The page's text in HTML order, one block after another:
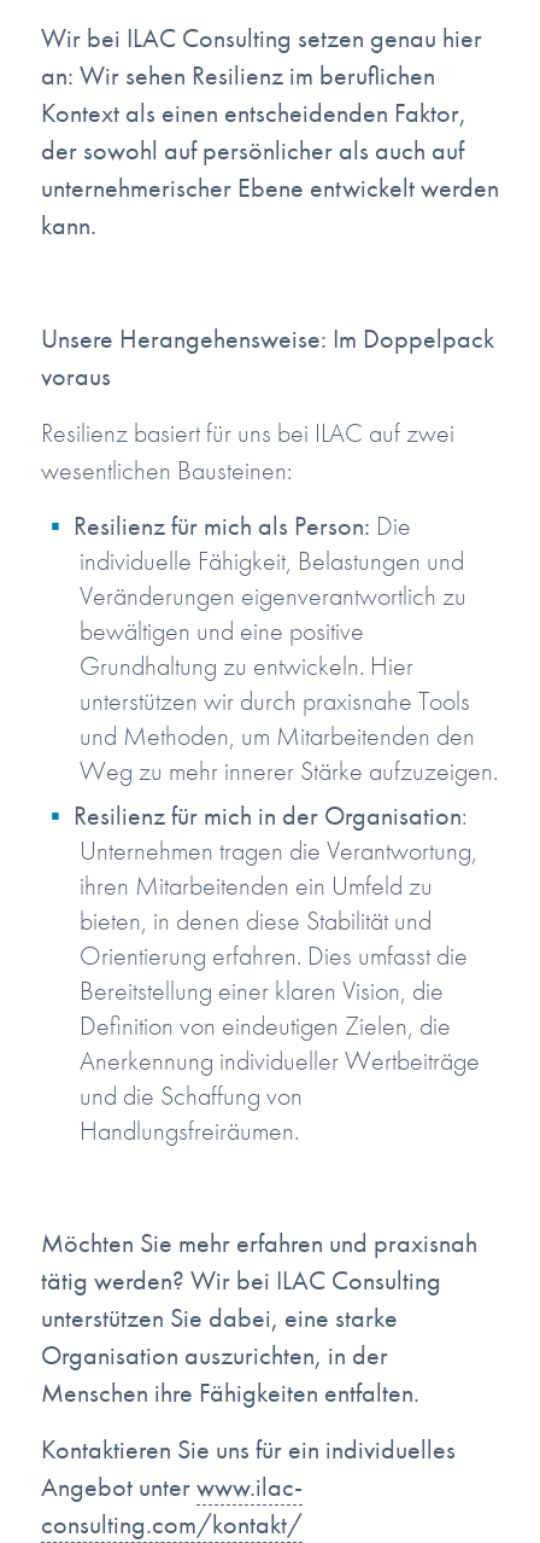
Wir bei ILAC Consulting setzen genau hier
an: Wir sehen Resilienz im beruflichen
Kontext als einen entscheidenden Faktor,
der sowohl auf persönlicher als auch auf
unternehmerischer Ebene entwickelt werden
kann.
Unsere Herangehensweise: Im Doppelpack
voraus
Resilienz basiert für uns bei ILAC auf zwei
wesentlichen Bausteinen:
Resilienz für mich als Person: Die
individuelle Fähigkeit, Belastungen und
Veränderungen eigenverantwortlich zu
bewältigen und eine positive
Grundhaltung zu entwickeln. Hier
unterstützen wir durch praxisnahe Tools
und Methoden, um Mitarbeitenden den
Weg zu mehr innerer Stärke aufzuzeigen.
Resilienz für mich in der Organisation:
Unternehmen tragen die Verantwortung,
ihren Mitarbeitenden ein Umfeld zu
bieten, in denen diese Stabilität und
Orientierung erfahren. Dies umfasst die
Bereitstellung einer klaren Vision, die
Definition von eindeutigen Zielen, die
Anerkennung individueller Wertbeiträge
und die Schaffung von
Handlungsfreiräumen.
Möchten Sie mehr erfahren und praxisnah
tätig werden? Wir bei ILAC Consulting
unterstützen Sie dabei, eine starke
Organisation auszurichten, in der
Menschen ihre Fähigkeiten entfalten.
Kontaktieren Sie uns für ein individuelles
Angebot unterwww.ilac-
consulting.com/kontakt/